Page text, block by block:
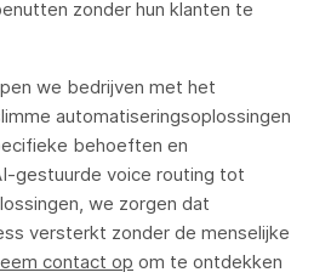
zonder hun klanten te
we bedrijven met het
automatiseringsoplossingen
behoeften en
gestuurde voice routing tot
we zorgen dat
versterkt zonder de menselijke
contact op om te ontdekken